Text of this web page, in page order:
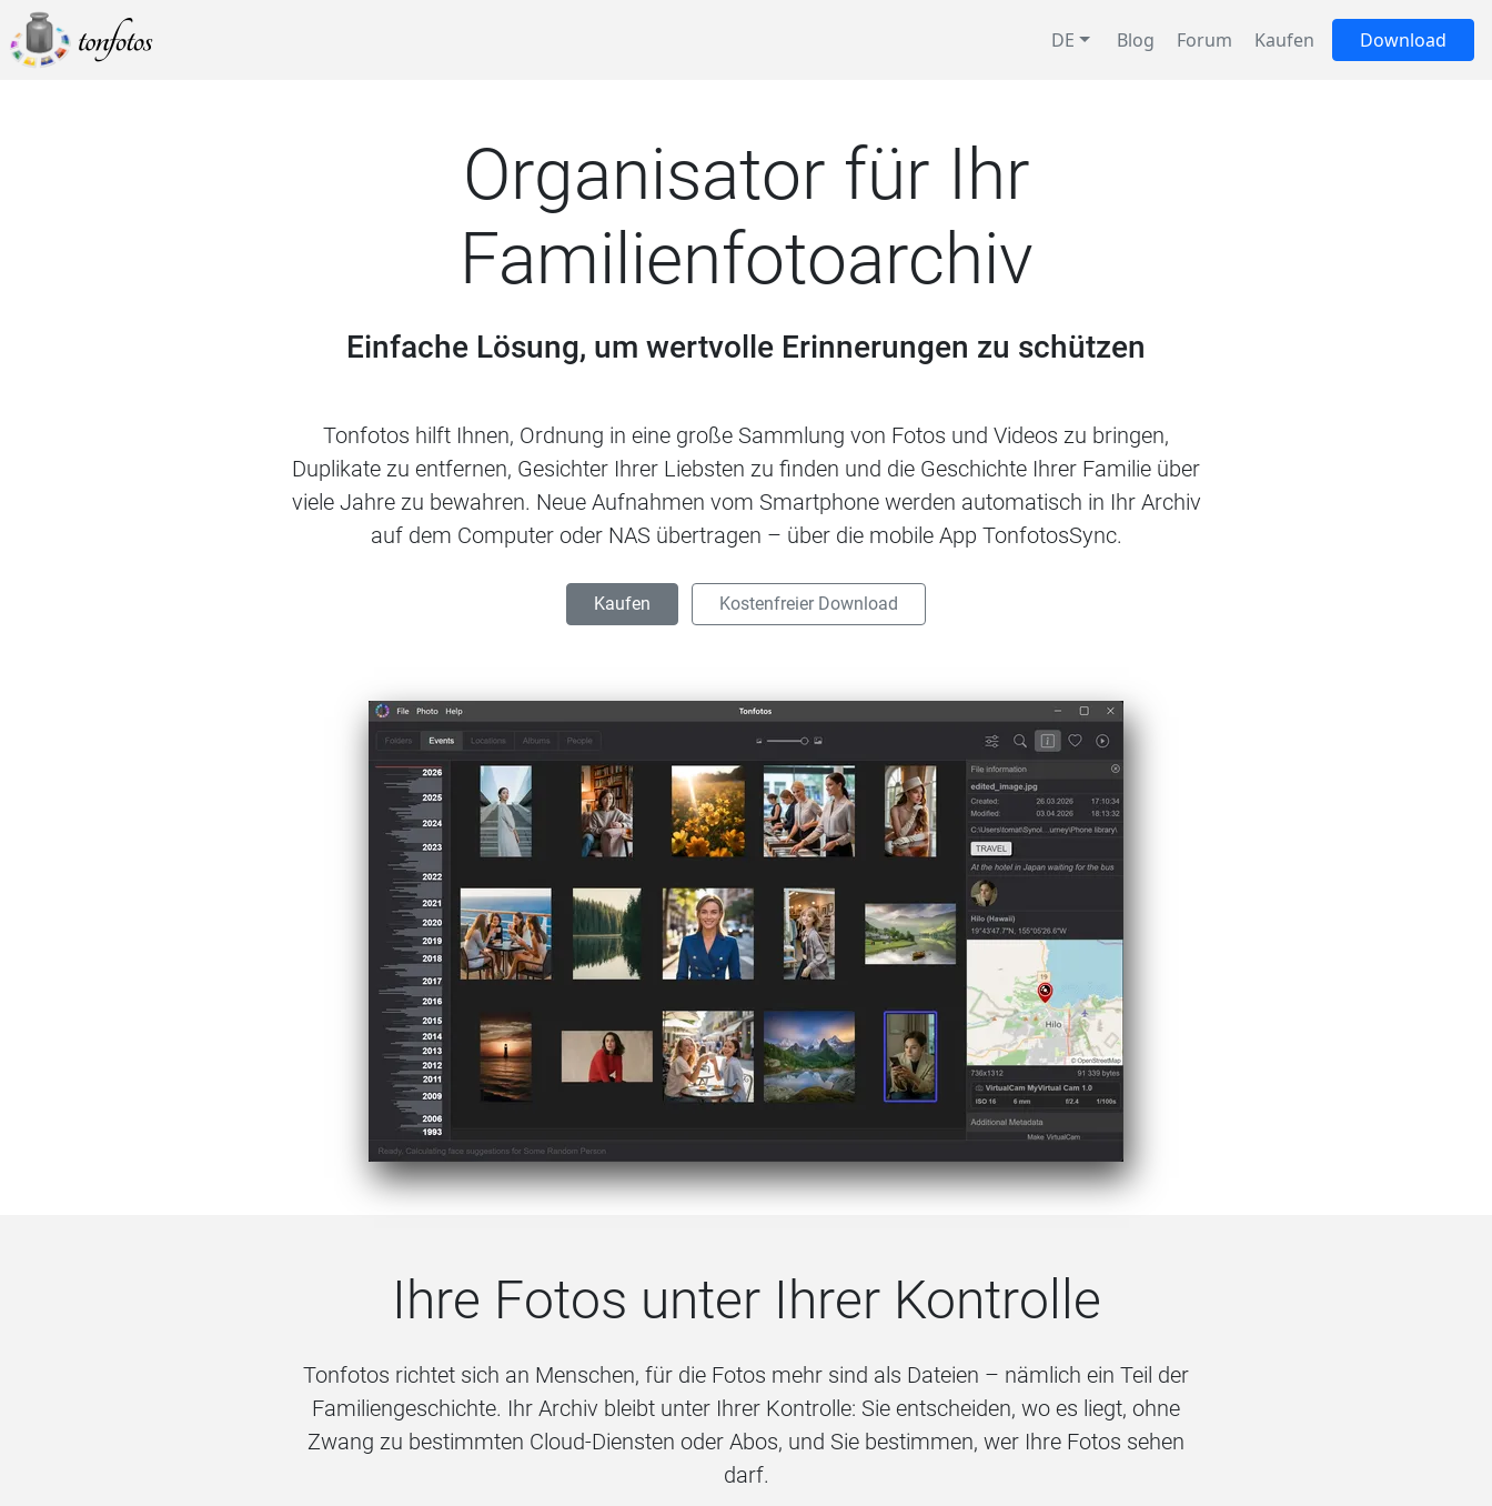
DE Blog Forum Kaufen Download
Organisator für Ihr
Familienfotoarchiv
Einfache Lösung, um wertvolle Erinnerungen zu schützen
Tonfotos hilft Ihnen, Ordnung in eine große Sammlung von Fotos und Videos zu bringen,
Duplikate zu entfernen, Gesichter Ihrer Liebsten zu finden und die Geschichte Ihrer Familie über
viele Jahre zu bewahren. Neue Aufnahmen vom Smartphone werden automatisch in Ihr Archiv
auf dem Computer oder NAS übertragen – über die mobile App TonfotosSync.
Kaufen Kostenfreier Download
Ihre Fotos unter Ihrer Kontrolle
Tonfotos richtet sich an Menschen, für die Fotos mehr sind als Dateien – nämlich ein Teil der
Familiengeschichte. Ihr Archiv bleibt unter Ihrer Kontrolle: Sie entscheiden, wo es liegt, ohne
Zwang zu bestimmten Cloud‑Diensten oder Abos, und Sie bestimmen, wer Ihre Fotos sehen
darf.